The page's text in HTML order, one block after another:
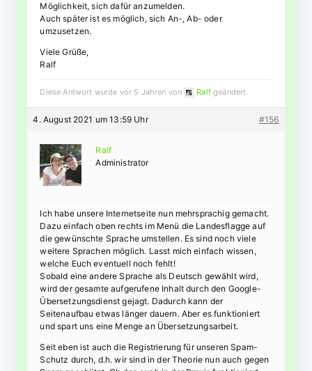
Möglichkeit, sich dafür anzumelden.
Auch später ist es möglich, sich An-, Ab- oder
umzusetzen.
Viele Grüße,
Ralf
Diese Antwort wurde vor 5 Jahren von Ralfgeändert.
4. August 2021 um 13:59 Uhr #156
Ralf
Administrator
Ich habe unsere Internetseite nun mehrsprachig gemacht.
Dazu einfach oben rechts im Menü die Landesflagge auf
die gewünschte Sprache umstellen. Es sind noch viele
weitere Sprachen möglich. Lasst mich einfach wissen,
welche Euch eventuell noch fehlt!
Sobald eine andere Sprache als Deutsch gewählt wird,
wird der gesamte aufgerufene Inhalt durch den Google-
Übersetzungsdienst gejagt. Dadurch kann der
Seitenaufbau etwas länger dauern. Aber es funktioniert
und spart uns eine Menge an Übersetzungsarbeit.
Seit eben ist auch die Registrierung für unseren Spam-
Schutz durch, d.h. wir sind in der Theorie nun auch gegen